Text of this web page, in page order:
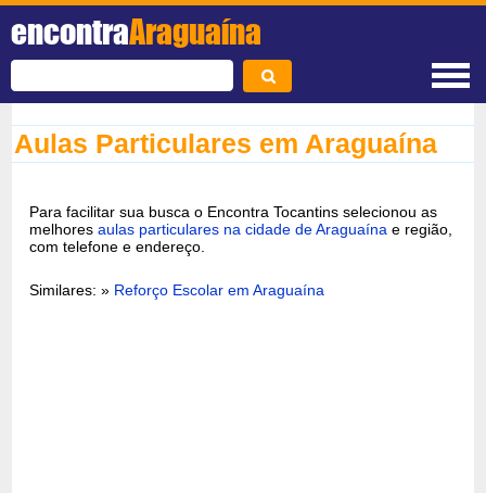
encontraAraguaína
Aulas Particulares em Araguaína
Para facilitar sua busca o Encontra Tocantins selecionou as
melhoresaulas particulares na cidade de Araguaína e região,
com telefone e endereço.
Similares: » Reforço Escolar em Araguaína